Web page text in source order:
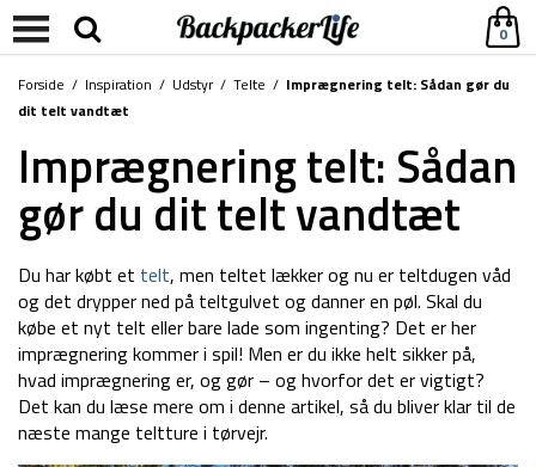
0
Forside / Inspiration / Udstyr/ Telte / Imprægnering telt: Sådan gør du
dit telt vandtæt
Imprægnering telt: Sådan
gør du dit telt vandtæt
Du har købt et telt, men teltet lækker og nu er teltdugen våd
og det drypper ned på teltgulvet og danner en pøl. Skal du
købe et nyt telt eller bare lade som ingenting? Det er her
imprægnering kommer i spil! Men er du ikke helt sikker på,
hvad imprægnering er, og gør – og hvorfor det er vigtigt?
Det kan du læse mere om i denne artikel, så du bliver klar til de
næste mange teltture i tørvejr.